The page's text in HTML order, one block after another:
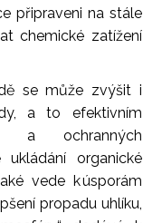
připraveni na stále
chemické zatížení
se může zvýšit i
a to efektivním
a ochranných
organické
vede k úsporám
propadu uhlíku,